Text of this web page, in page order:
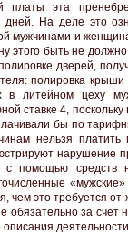
платы эта
На деле это
мужчинами и
этого быть не
дверей,
полировка
в литейном цеху
ставке 4,
бы по
нельзя
нарушение
с помощью средств
чем это требуется
за счет
описания